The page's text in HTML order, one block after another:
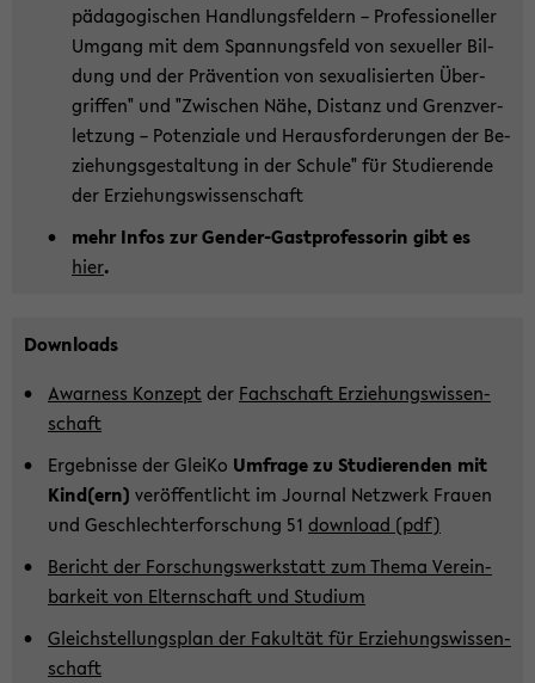
päd­ago­gi­schen Hand­lungs­fel­dern – Pro­fes­sio­nel­ler
Um­gang mit dem Span­nungs­feld von se­xu­el­ler Bil­
dung und der Prä­ven­ti­on von se­xua­li­sier­ten Über­
grif­fen" und "Zwi­schen Nähe, Di­stanz und Grenz­ver­
let­zung – Po­ten­zia­le und Her­aus­for­de­run­gen der Be­
zie­hungs­ge­stal­tung in der Schu­le" für Stu­die­ren­de
der Er­zie­hungs­wis­sen­schaft
mehr Infos zur Gender-​Gastprofessorin gibt es
hier.
Down­loads
Awar­ness Kon­zept der Fach­schaft Er­zie­hungs­wis­sen­
schaft
Er­geb­nis­se der Glei­Ko Um­fra­ge zu Stu­die­ren­den mit
Kind(ern) ver­öf­fent­licht im Jour­nal Netz­werk Frau­en
und Ge­schlech­ter­for­schung 51 down­load (pdf)
Be­richt der For­schungs­werk­statt zum Thema Ver­ein­
bar­keit von El­tern­schaft und Stu­di­um
Gleich­stel­lungs­plan der Fa­kul­tät für Er­zie­hungs­wis­sen­
schaft